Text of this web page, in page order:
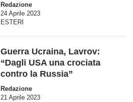
Redazione
24 Aprile 2023
ESTERI
Guerra Ucraina, Lavrov:
“Dagli USA una crociata
contro la Russia”
Redazione
21 Aprile 2023